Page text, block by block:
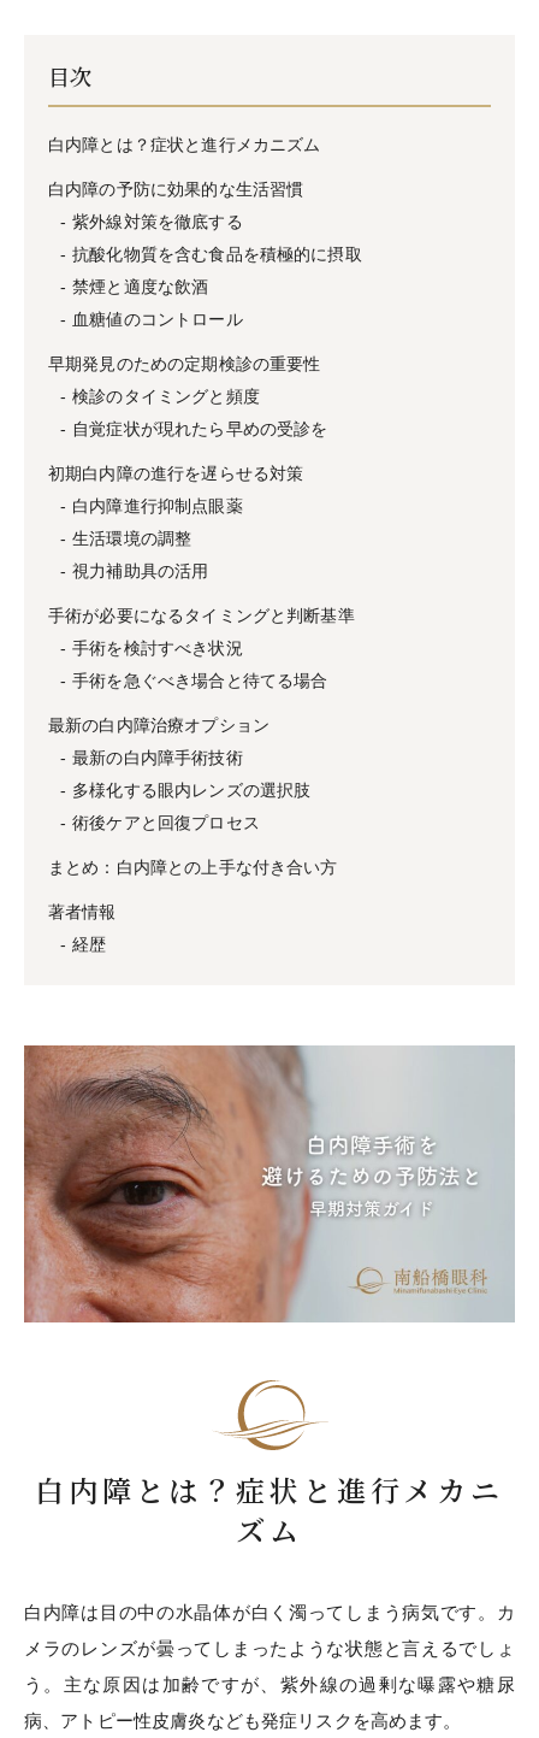
目次
白内障とは？症状と進行メカニズム
白内障の予防に効果的な生活習慣
紫外線対策を徹底する
抗酸化物質を含む食品を積極的に摂取
禁煙と適度な飲酒
血糖値のコントロール
早期発見のための定期検診の重要性
検診のタイミングと頻度
自覚症状が現れたら早めの受診を
初期白内障の進行を遅らせる対策
白内障進行抑制点眼薬
生活環境の調整
視力補助具の活用
手術が必要になるタイミングと判断基準
手術を検討すべき状況
手術を急ぐべき場合と待てる場合
最新の白内障治療オプション
最新の白内障手術技術
多様化する眼内レンズの選択肢
術後ケアと回復プロセス
まとめ：白内障との上手な付き合い方
著者情報
経歴
白内障とは？症状と進行メカニ
ズム
白内障は目の中の水晶体が白く濁ってしまう病気です。カ
メラのレンズが曇ってしまったような状態と言えるでしょ
う。主な原因は加齢ですが、紫外線の過剰な曝露や糖尿
病、アトピー性皮膚炎なども発症リスクを高めます。